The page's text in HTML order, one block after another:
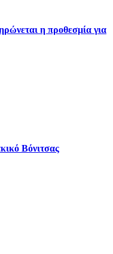
η προθεσμία για
Βόνιτσας